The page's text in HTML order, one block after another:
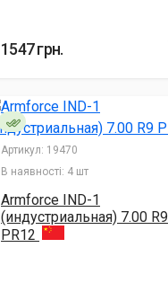
1547 грн.
Артикул: 19470
В наявності: 4 шт
Armforce IND-1
(индустриальная) 7.00 R9
PR12